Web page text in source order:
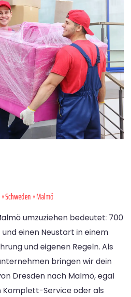
»Schweden» Malmö
umzuziehen bedeutet: 700
einen Neustart in einem
und eigenen Regeln. Als
bringen wir dein
Dresden nach Malmö, egal
Komplett-Service oder als